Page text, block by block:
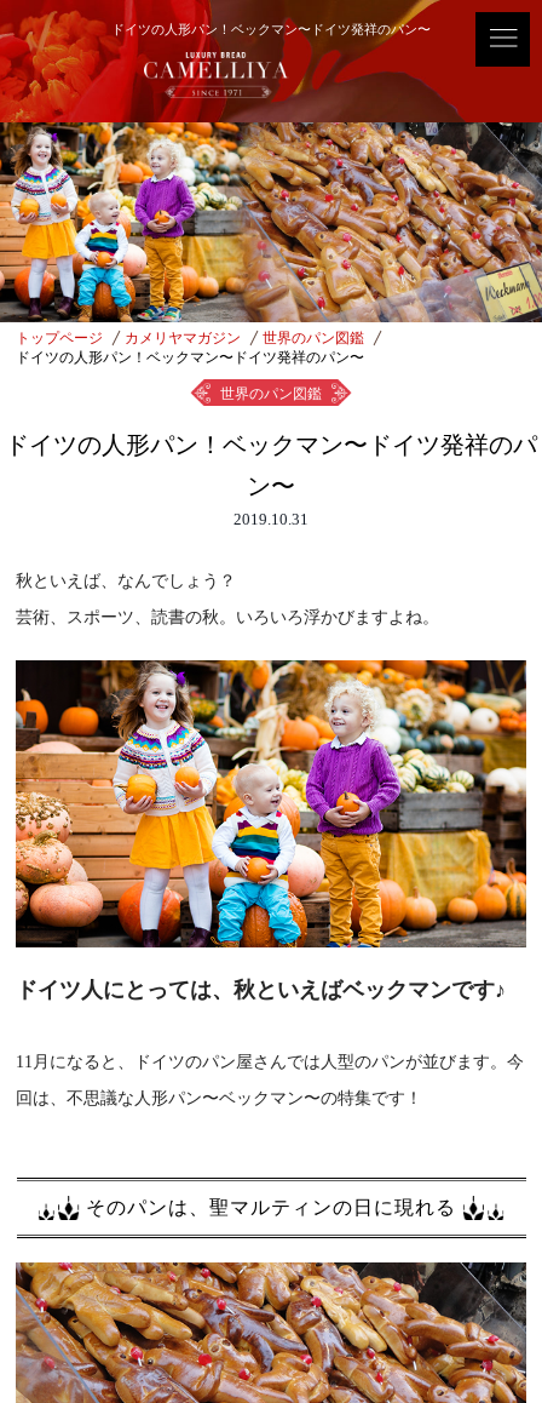
ドイツの人形パン！ベックマン〜ドイツ発祥のパン〜
トップページ カメリヤマガジン
世界のパン図鑑
ドイツの人形パン！ベックマン〜ドイツ発祥のパン〜
世界のパン図鑑
ドイツの人形パン！ベックマン〜ドイツ発祥のパ
ン〜
2019.10.31
秋といえば、なんでしょう？
芸術、スポーツ、読書の秋。いろいろ浮かびますよね。
ドイツ人にとっては、秋といえばベックマンです♪
11月になると、ドイツのパン屋さんでは人型のパンが並びます。今
回は、不思議な人形パン〜ベックマン〜の特集です！
そのパンは、聖マルティンの日に現れる